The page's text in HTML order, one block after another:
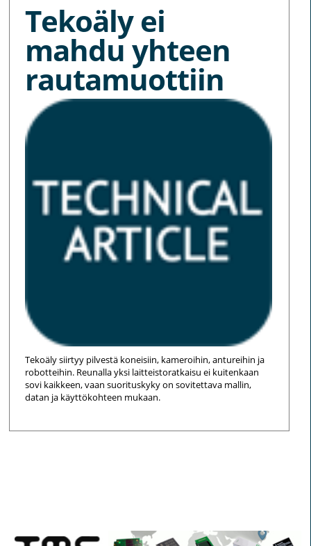
Tekoäly ei
mahdu yhteen
rautamuottiin
Tekoäly siirtyy pilvestä koneisiin, kameroihin, antureihin ja
robotteihin. Reunalla yksi laitteistoratkaisu ei kuitenkaan
sovi kaikkeen, vaan suorituskyky on sovitettava mallin,
datan ja käyttökohteen mukaan.